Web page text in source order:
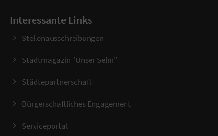
Interessante Links
Stellenausschreibungen
Stadtmagazin "Unser Selm"
Städtepartnerschaft
Bürgerschaftliches Engagement
Serviceportal